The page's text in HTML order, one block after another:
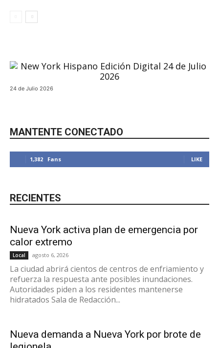
24 de Julio 2026
MANTENTE CONECTADO
1,382 Fans LIKE
RECIENTES
Nueva York activa plan de emergencia por
calor extremo
Local agosto 6, 2026
La ciudad abrirá cientos de centros de enfriamiento y
refuerza la respuesta ante posibles inundaciones.
Autoridades piden a los residentes mantenerse
hidratados Sala de Redacción...
Nueva demanda a Nueva York por brote de